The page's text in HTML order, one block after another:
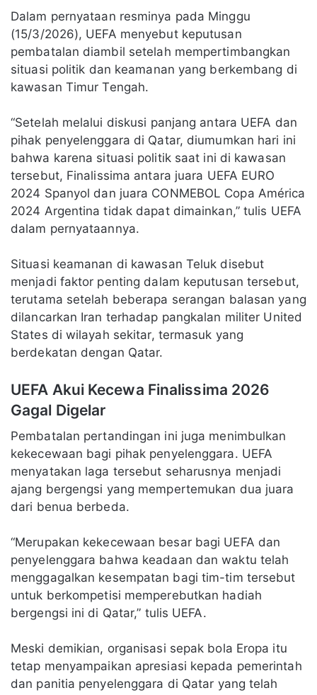
Dalam pernyataan resminya pada Minggu
(15/3/2026), UEFA menyebut keputusan
pembatalan diambil setelah mempertimbangkan
situasi politik dan keamanan yang berkembang di
kawasan Timur Tengah.
“Setelah melalui diskusi panjang antara UEFA dan
pihak penyelenggara di Qatar, diumumkan hari ini
bahwa karena situasi politik saat ini di kawasan
tersebut, Finalissima antara juara UEFA EURO
2024 Spanyol dan juara CONMEBOL Copa América
2024 Argentina tidak dapat dimainkan,” tulis UEFA
dalam pernyataannya.
Situasi keamanan di kawasan Teluk disebut
menjadi faktor penting dalam keputusan tersebut,
terutama setelah beberapa serangan balasan yang
dilancarkan Iran terhadap pangkalan militer United
States di wilayah sekitar, termasuk yang
berdekatan dengan Qatar.
UEFA Akui Kecewa Finalissima 2026
Gagal Digelar
Pembatalan pertandingan ini juga menimbulkan
kekecewaan bagi pihak penyelenggara. UEFA
menyatakan laga tersebut seharusnya menjadi
ajang bergengsi yang mempertemukan dua juara
dari benua berbeda.
“Merupakan kekecewaan besar bagi UEFA dan
penyelenggara bahwa keadaan dan waktu telah
menggagalkan kesempatan bagi tim-tim tersebut
untuk berkompetisi memperebutkan hadiah
bergengsi ini di Qatar,” tulis UEFA.
Meski demikian, organisasi sepak bola Eropa itu
tetap menyampaikan apresiasi kepada pemerintah
dan panitia penyelenggara di Qatar yang telah